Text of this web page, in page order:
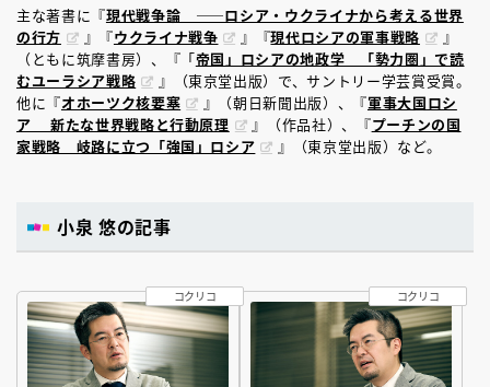
主な著書に『現代戦争論 ――ロシア・ウクライナから考える世界
の行方
』『ウクライナ戦争 』『現代ロシアの軍事戦略
』
（ともに筑摩書房）、『「帝国」ロシアの地政学 「勢力圏」で読
むユーラシア戦略
』（東京堂出版）で、サントリー学芸賞受賞。
他に『オホーツク核要塞 』（朝日新聞出版）、『軍事大国ロシ
ア 新たな世界戦略と行動原理
』（作品社）、『プーチンの国
家戦略 岐路に立つ「強国」ロシア
』（東京堂出版）など。
小泉 悠の記事
コクリコ コクリコ